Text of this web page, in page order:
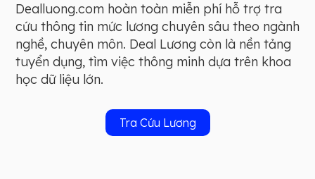
Dealluong.com hoàn toàn miễn phí hỗ trợ tra
cứu thông tin mức lương chuyên sâu theo ngành
nghề, chuyên môn. Deal Lương còn là nền tảng
tuyển dụng, tìm việc thông minh dựa trên khoa
học dữ liệu lớn.
Tra Cứu Lương